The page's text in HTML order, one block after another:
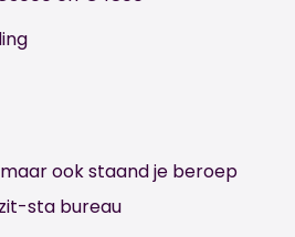
ook staand je beroep
sta bureau